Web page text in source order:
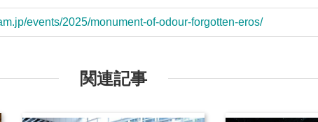
events/2025/monument-of-odour-forgotten-eros/
関連記事